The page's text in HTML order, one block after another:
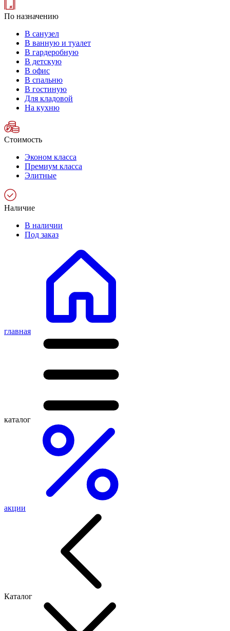
По назначению
В санузел
В ванную и туалет
В гардеробную
В детскую
В офис
В спальню
В гостиную
Для кладовой
На кухню
Стоимость
Эконом класса
Премиум класса
Элитные
Наличие
В наличии
Под заказ
главная
каталог
акции
Каталог